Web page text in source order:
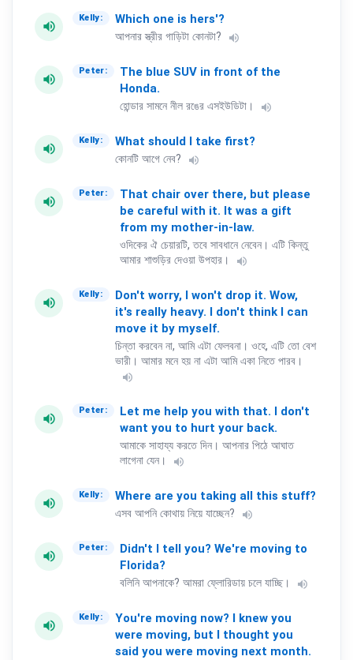
volume_up
Kelly: Which one is hers'?
আপনার স্ত্রীর গাড়িটা কোনটা? volume_up
volume_up
Peter: The blue SUV in front of the
Honda.
হোন্ডার সামনে নীল রঙের এসইউডিটা। volume_up
volume_up
Kelly: What should I take first?
কোনটি আগে নেব? volume_up
volume_up
Peter: That chair over there, but please
be careful with it. It was a gift
from my mother-in-law.
ওদিকের ঐ চেয়ারটি, তবে সাবধানে নেবেন। এটি কিন্তু
আমার শাশুড়ির দেওয়া উপহার।
volume_up
volume_up
Kelly: Don't worry, I won't drop it. Wow,
it's really heavy. I don't think I can
move it by myself.
চিন্তা করবেন না, আমি এটা ফেলবনা। ওহে, এটি তো বেশ
ভারী। আমার মনে হয় না এটা আমি একা নিতে পারব।
volume_up
volume_up
Peter: Let me help you with that. I don't
want you to hurt your back.
আমাকে সাহায্য করতে দিন। আপনার পিঠে আঘাত
লাগেনা যেন।
volume_up
volume_up
Kelly: Where are you taking all this stuff?
এসব আপনি কোথায় নিয়ে যাচ্ছেন? volume_up
volume_up
Peter: Didn't I tell you? We're moving to
Florida?
বলিনি আপনাকে? আমরা ফ্লোরিডায় চলে যাচ্ছি। volume_up
volume_up
Kelly: You're moving now? I knew you
were moving, but I thought you
said you were moving next month.